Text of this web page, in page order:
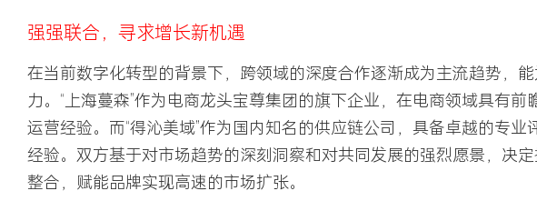
强强联合，寻求增长新机遇
在当前数字化转型的背景下，跨领域的深度合作逐渐成为主流趋势，
力。“上海蔓森”作为电商龙头宝尊集团的旗下企业，在电商领域具有前
运营经验。而“得沁美域”作为国内知名的供应链公司，具备卓越的专业
经验。双方基于对市场趋势的深刻洞察和对共同发展的强烈愿景，决
整合，赋能品牌实现高速的市场扩张。